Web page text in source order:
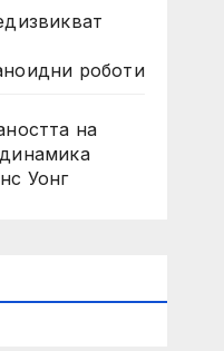
роботи
на
Уонг